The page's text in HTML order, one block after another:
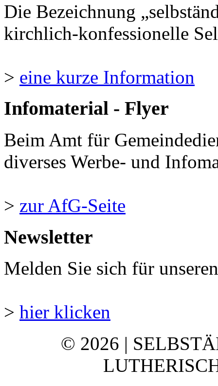
Die Bezeichnung
kirchlich-konfessionelle
> eine kurze Information
Infomaterial - Flyer
Beim Amt für
diverses Werbe- und
> zur AfG-Seite
Newsletter
Melden Sie sich für
> hier klicken
© 2026 |